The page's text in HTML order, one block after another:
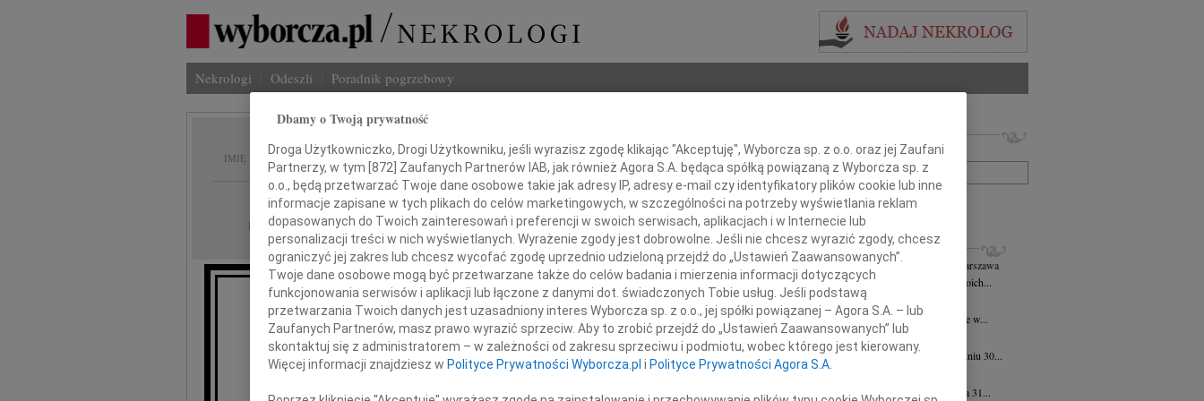
Nekrologi Odeszli Poradnik pogrzebowy
IMIĘ I NAZWISKO: Teresa Jagolińska
REGION: Warszawa
DATA EMISJI: 24.04.2026
W dniu 21 kwietnia 2026 roku zmarła w wieku 85 lat
Imię i nazwisko lub numer ogłoszenia:
+ szukanie zaawansowane
INNE NEKROLOGI
Ludwik Zbigniew Staszyński
Warszawa
3 sierpnia 2026 roku zmarł w przeddzień swoich...
Iwona Justyniak 06.08.2026
Z głębokim żalem przyjęliśmy wiadomość, że w...
Zbigniew Wojdat
05.08.2026
Z głębokim smutkiem zawiadamiamy, że w dniu 30...
Marek Pliszkiewicz
Z głębokim smutkiem zawiadamiamy, że dnia 31...
Dbamy o Twoją prywatność
Droga Użytkowniczko, Drogi Użytkowniku, jeśli wyrazisz zgodę klikając "Akceptuję", Wyborcza sp. z o.o. oraz jej Zaufani
Partnerzy, w tym [ 872 ] Zaufanych Partnerów IAB, jak również Agora S.A. będąca spółką powiązaną z Wyborcza sp. z
o.o., będą przetwarzać Twoje dane osobowe takie jak adresy IP, adresy e-mail czy identyfikatory plików cookie lub inne
informacje zapisane w tych plikach do celów marketingowych, w szczególności na potrzeby wyświetlania reklam
dopasowanych do Twoich zainteresowań i preferencji w swoich serwisach, aplikacjach i w Internecie lub
personalizacji treści w nich wyświetlanych. Wyrażenie zgody jest dobrowolne. Jeśli nie chcesz wyrazić zgody, chcesz
ograniczyć jej zakres lub chcesz wycofać zgodę uprzednio udzieloną przejdź do „Ustawień Zaawansowanych”.
Twoje dane osobowe mogą być przetwarzane także do celów badania i mierzenia informacji dotyczących
funkcjonowania serwisów i aplikacji lub łączone z danymi dot. świadczonych Tobie usług. Jeśli podstawą
przetwarzania Twoich danych jest uzasadniony interes Wyborcza sp. z o.o., jej spółki powiązanej – Agora S.A. – lub
Zaufanych Partnerów, masz prawo wyrazić sprzeciw. Aby to zrobić przejdź do „Ustawień Zaawansowanych” lub
skontaktuj się z administratorem – w zależności od zakresu sprzeciwu i podmiotu, wobec którego jest kierowany.
Więcej informacji znajdziesz w Polityce Prywatności Wyborcza.pl i Polityce Prywatności Agora S.A.